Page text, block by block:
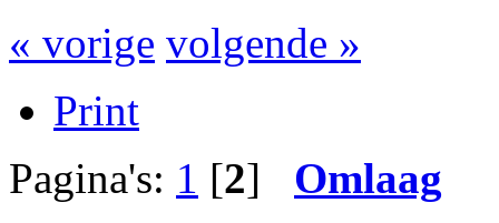
« vorige volgende »
Print
Pagina's: 1 [2] Omlaag